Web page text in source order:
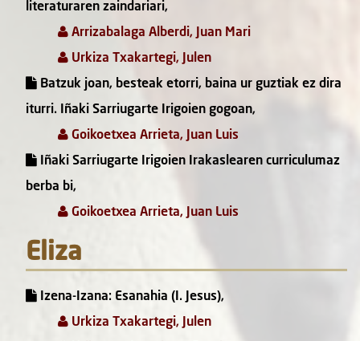
literaturaren zaindariari,
Arrizabalaga Alberdi, Juan Mari
Urkiza Txakartegi, Julen
Batzuk joan, besteak etorri, baina ur guztiak ez dira
iturri. Iñaki Sarriugarte Irigoien gogoan,
Goikoetxea Arrieta, Juan Luis
Iñaki Sarriugarte Irigoien Irakaslearen curriculumaz
berba bi,
Goikoetxea Arrieta, Juan Luis
Eliza
Izena-Izana: Esanahia (I. Jesus),
Urkiza Txakartegi, Julen